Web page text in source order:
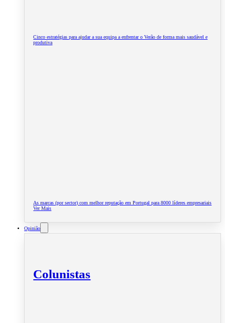
Cinco estratégias para ajudar a sua equipa a enfrentar o Verão de forma mais saudável e
produtiva
As marcas (por sector) com melhor reputação em Portugal para 8000 líderes empresariais
Ver Mais
Opinião
Colunistas